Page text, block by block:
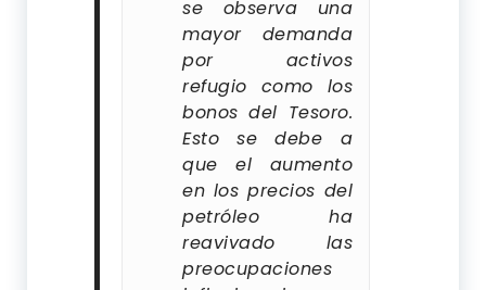
se observa una
mayor demanda
por activos
refugio como los
bonos del Tesoro.
Esto se debe a
que el aumento
en los precios del
petróleo ha
reavivado las
preocupaciones